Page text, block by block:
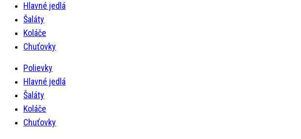
Hlavné jedlá
Šaláty
Koláče
Chuťovky
Polievky
Hlavné jedlá
Šaláty
Koláče
Chuťovky